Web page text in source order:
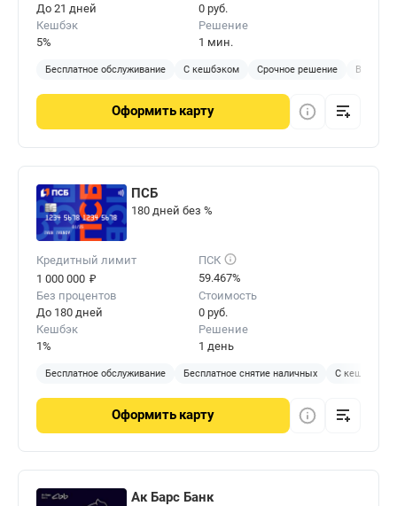
До 21 дней
0 руб.
Кешбэк
5%
Решение
1 мин.
Бесплатное обслуживание С кешбэком Срочное решение
Оформить карту
ПСБ
180 дней без %
Кредитный лимит
1 000 000 ₽
ПСК
59.467%
Без процентов
До 180 дней
Стоимость
0 руб.
Кешбэк
1%
Решение
1 день
Бесплатное обслуживание Бесплатное снятие наличных С кешбэком
Оформить карту
Ак Барс Банк